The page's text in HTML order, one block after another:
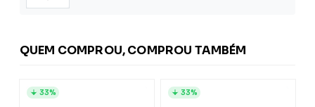
QUEM COMPROU, COMPROU TAMBÉM
33% 33%